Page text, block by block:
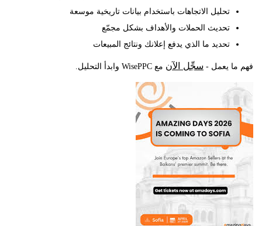
تحليل الاتجاهات باستخدام بيانات تاريخية موسعة
تحديث الحملات والأهداف بشكل مجمّع
تحديد ما الذي يدفع إعلانك ونتائج المبيعات
يعمل - سجِّل الآنمع WisePPC وابدأ التحليل.